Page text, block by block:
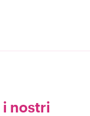
i nostri